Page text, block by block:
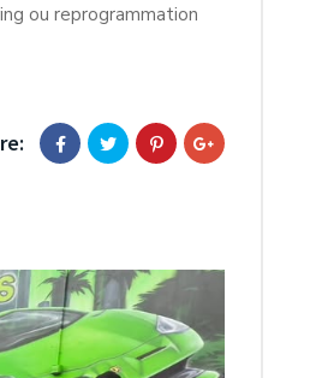
ou reprogrammation